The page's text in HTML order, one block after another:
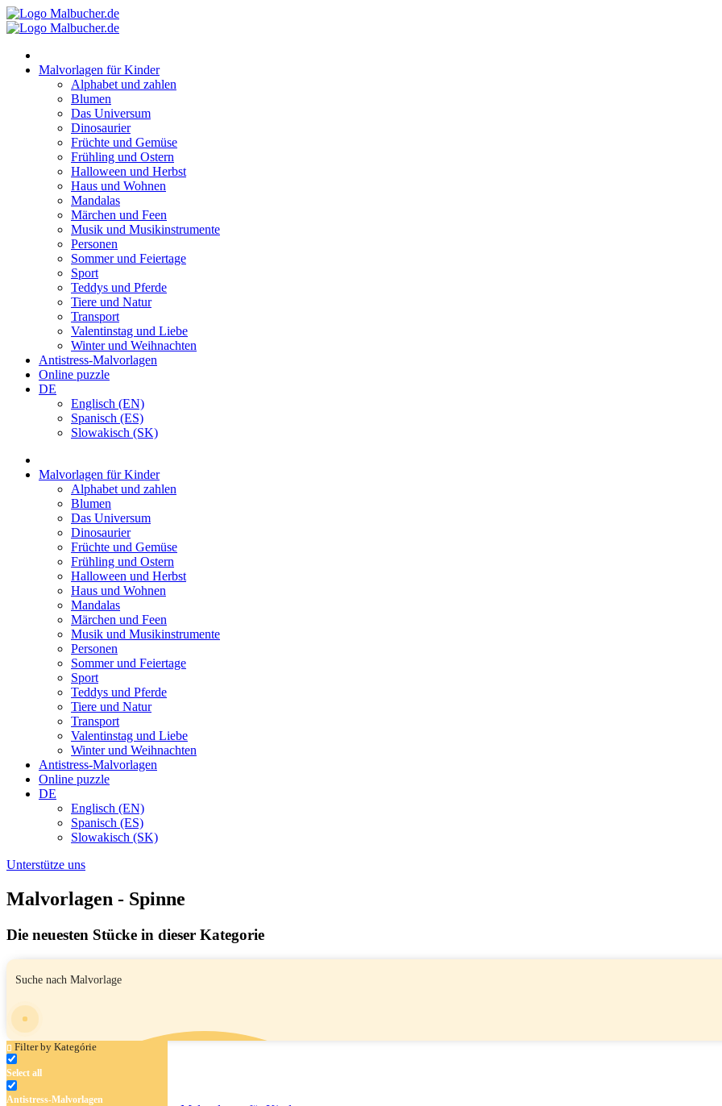
Zum
Inhalt
Malvorlagen für Kinder
Alphabet und zahlen
Blumen
Das Universum
Dinosaurier
Früchte und Gemüse
Frühling und Ostern
Halloween und Herbst
Haus und Wohnen
Mandalas
Märchen und Feen
Musik und Musikinstrumente
Personen
Sommer und Feiertage
Sport
Teddys und Pferde
Tiere und Natur
Transport
Valentinstag und Liebe
Winter und Weihnachten
Antistress-Malvorlagen
Online puzzle
DE
Englisch (EN)
Spanisch (ES)
Slowakisch (SK)
Malvorlagen für Kinder
Alphabet und zahlen
Blumen
Das Universum
Dinosaurier
Früchte und Gemüse
Frühling und Ostern
Halloween und Herbst
Haus und Wohnen
Mandalas
Märchen und Feen
Musik und Musikinstrumente
Personen
Sommer und Feiertage
Sport
Teddys und Pferde
Tiere und Natur
Transport
Valentinstag und Liebe
Winter und Weihnachten
Antistress-Malvorlagen
Online puzzle
DE
Englisch (EN)
Spanisch (ES)
Slowakisch (SK)
Unterstütze uns
Malvorlagen - Spinne
Die neuesten Stücke in dieser Kategorie
Filter by Kategórie
Select all
Antistress-Malvorlagen
Halloween-Kollektion